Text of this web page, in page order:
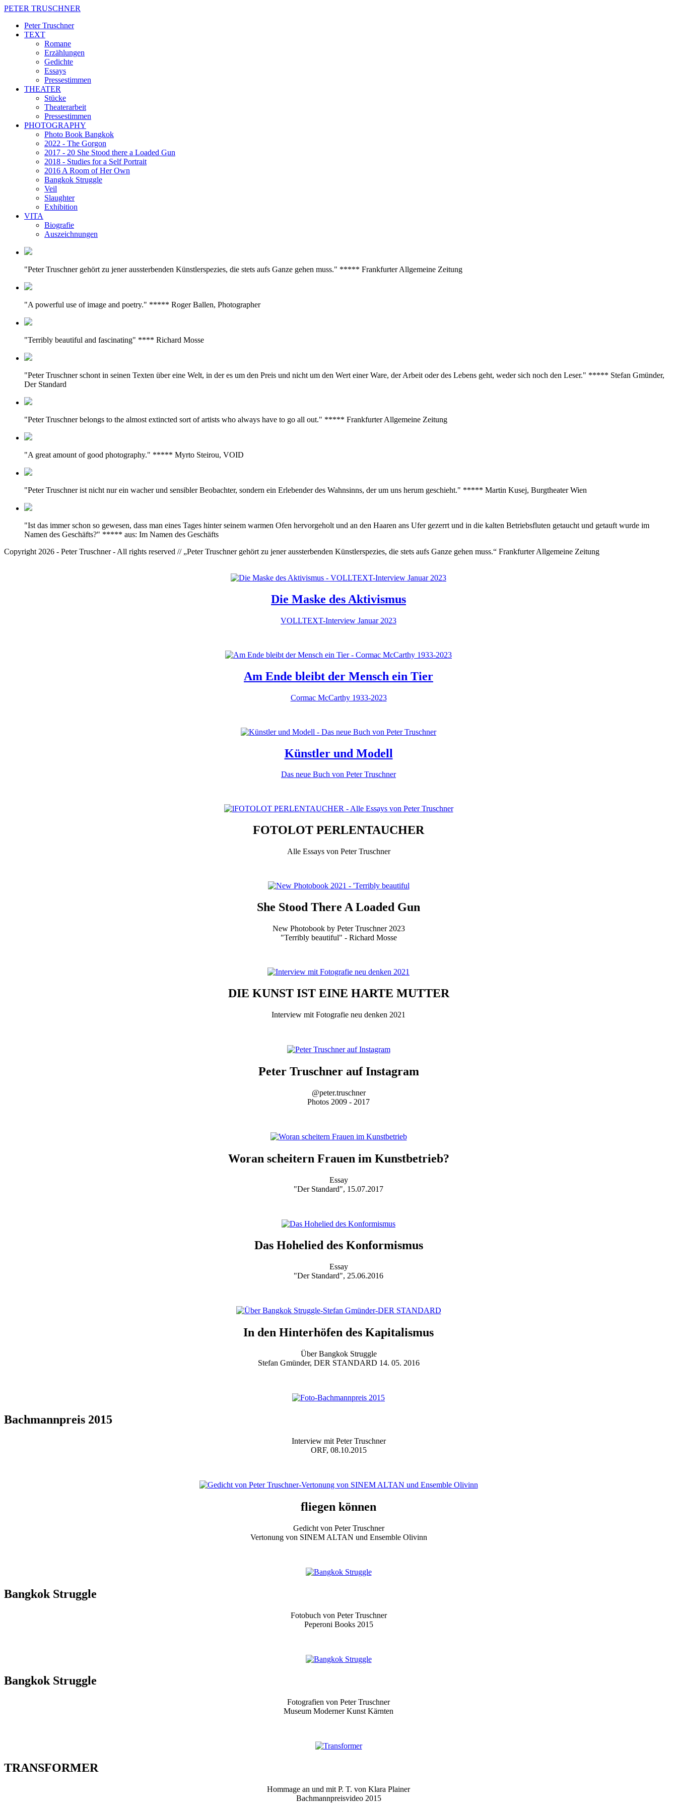
PETER TRUSCHNER
Peter Truschner
TEXT
Romane
Erzählungen
Gedichte
Essays
Pressestimmen
THEATER
Stücke
Theaterarbeit
Pressestimmen
PHOTOGRAPHY
Photo Book Bangkok
2022 - The Gorgon
2017 - 20 She Stood there a Loaded Gun
2018 - Studies for a Self Portrait
2016 A Room of Her Own
Bangkok Struggle
Veil
Slaughter
Exhibition
VITA
Biografie
Auszeichnungen
"Peter Truschner gehört zu jener aussterbenden Künstlerspezies, die stets aufs Ganze gehen muss." ***** Frankfurter Allgemeine Zeitung
"A powerful use of image and poetry." ***** Roger Ballen, Photographer
"Terribly beautiful and fascinating" **** Richard Mosse
"Peter Truschner schont in seinen Texten über eine Welt, in der es um den Preis und nicht um den Wert einer Ware, der Arbeit oder des Lebens geht, weder sich noch den Leser." ***** Stefan Gmünder,
Der Standard
"Peter Truschner belongs to the almost extincted sort of artists who always have to go all out." ***** Frankfurter Allgemeine Zeitung
"A great amount of good photography." ***** Myrto Steirou, VOID
"Peter Truschner ist nicht nur ein wacher und sensibler Beobachter, sondern ein Erlebender des Wahnsinns, der um uns herum geschieht." ***** Martin Kusej, Burgtheater Wien
"Ist das immer schon so gewesen, dass man eines Tages hinter seinem warmen Ofen hervorgeholt und an den Haaren ans Ufer gezerrt und in die kalten Betriebsfluten getaucht und getauft wurde im
Namen des Geschäfts?" ***** aus: Im Namen des Geschäfts
Copyright 2026 - Peter Truschner - All rights reserved // „Peter Truschner gehört zu jener aussterbenden Künstlerspezies, die stets aufs Ganze gehen muss.“ Frankfurter Allgemeine Zeitung
Die Maske des Aktivismus
VOLLTEXT-Interview Januar 2023
Am Ende bleibt der Mensch ein Tier
Cormac McCarthy 1933-2023
Künstler und Modell
Das neue Buch von Peter Truschner
FOTOLOT PERLENTAUCHER
Alle Essays von Peter Truschner
She Stood There A Loaded Gun
New Photobook by Peter Truschner 2023
"Terribly beautiful" - Richard Mosse
DIE KUNST IST EINE HARTE MUTTER
Interview mit Fotografie neu denken 2021
Peter Truschner auf Instagram
@peter.truschner
Photos 2009 - 2017
Woran scheitern Frauen im Kunstbetrieb?
Essay
"Der Standard", 15.07.2017
Das Hohelied des Konformismus
Essay
"Der Standard", 25.06.2016
In den Hinterhöfen des Kapitalismus
Über Bangkok Struggle
Stefan Gmünder, DER STANDARD 14. 05. 2016
Bachmannpreis 2015
Interview mit Peter Truschner
ORF, 08.10.2015
fliegen können
Gedicht von Peter Truschner
Vertonung von SINEM ALTAN und Ensemble Olivinn
Bangkok Struggle
Fotobuch von Peter Truschner
Peperoni Books 2015
Bangkok Struggle
Fotografien von Peter Truschner
Museum Moderner Kunst Kärnten
TRANSFORMER
Hommage an und mit P. T. von Klara Plainer
Bachmannpreisvideo 2015